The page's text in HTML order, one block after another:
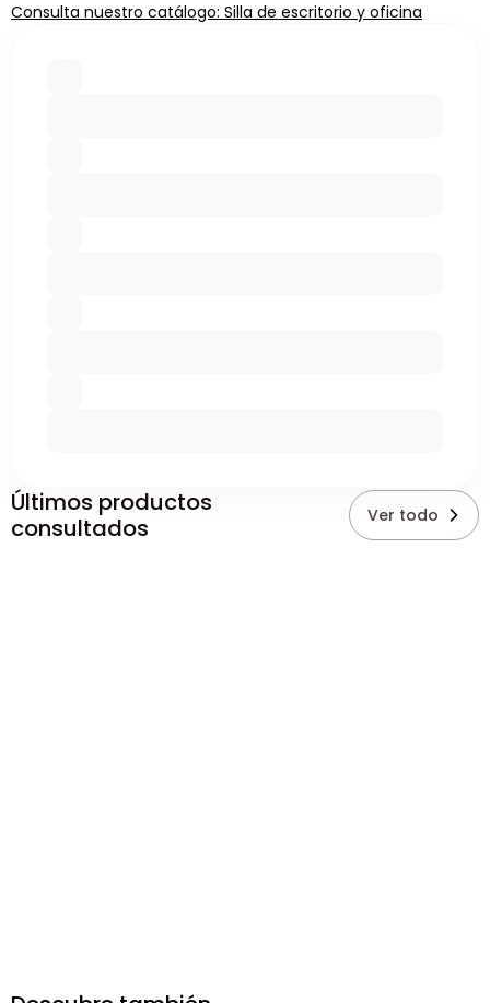
Consulta nuestro catálogo: Silla de escritorio y oficina
Últimos productos
consultados
Ver todo